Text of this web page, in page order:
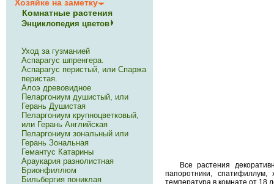
Все растения
папоротники,
температура в комнате от 18
Хозяйке на заметку
Комнатные растения
Энциклопедия цветов
Уход за гузманией
Аспарагус шпренгера.
Аспарагус перистый, или Спаржа
перистая.
Алоэ древовидное
Пеларгониум душистый, или
Герань Душистая
Пеларгониум крупноцветковый,
или Герань Английская
Пеларгониум зональный или
Герань Зональная
Гемантус Катарины
Араукария разнолистная
Брионфиллюм
Бильбергия пониклая